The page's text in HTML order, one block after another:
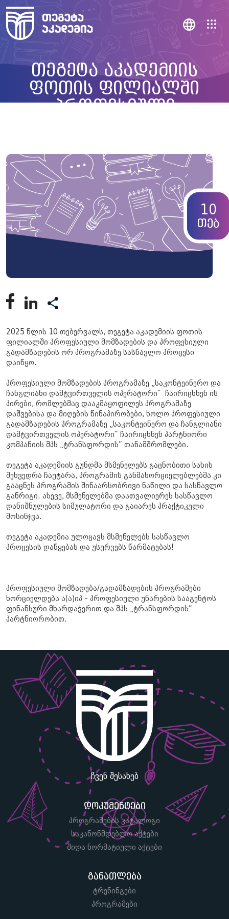
თეგეტა აკადემიის
ფოთის ფილიალში
პროფესიული
გადამზადების ორ
პროგრამაზე სასწავლო
პროცესი დაიწყო
10
თებ
2025 წლის 10 თებერვალს, თეგეტა აკადემიის ფოთის
ფილიალში პროფესიული მომზადების და პროფესიული
გადამზადების ორ პროგრამაზე სასწავლო პროცესი
დაიწყო.
პროფესიული მომზადების პროგრამაზე „საკონტეინერო და
ჩანგლიანი დამტვირთველის ოპერატორი“ ჩაირიცხნენ ის
პირები, რომლებმაც დააკმაყოფილეს პროგრამაზე
დაშვებისა და მიღების წინაპირობები, ხოლო პროფესიული
გადამზადების პროგრამაზე „საკონტეინერო და ჩანგლიანი
დამტვირთველის ოპერატორი“ ჩაირიცხნენ პარტნიორი
კომპანიის შპს „ტრანსფორდის“ თანამშრომლები.
თეგეტა აკადემიის გუნდმა მსმენელებს გაცნობითი სახის
შეხვედრა ჩაუტარა, პროგრამის განმახორციელებლებმა კი
გააცნეს პროგრამის შინაარსობრივი ნაწილი და სასწავლო
განრიგი. ასევე, მსმენელებმა დაათვალიერეს სასწავლო
დანიშნულების სიმულატორი და გაიარეს პრაქტიკული
მოსინჯვა.
თეგეტა აკადემია ულოცავს მსმენელებს სასწავლო
პროცესის დაწყებას და უსურვებს წარმატებას!
პროფესიული მომზადება/გადამზადების პროგრამები
ხორციელდება ა(ა)იპ - პროფესიული უნარების სააგენტოს
ფინანსური მხარდაჭერით და შპს „ტრანსფორდის“
პარტნიორობით.
ჩვენ შესახებ
დოკუმენტები
პროგრამების კატალოგი
საკანონმდებლო აქტები
შიდა ნორმატიული აქტები
განათლება
ტრენინგები
პროგრამები